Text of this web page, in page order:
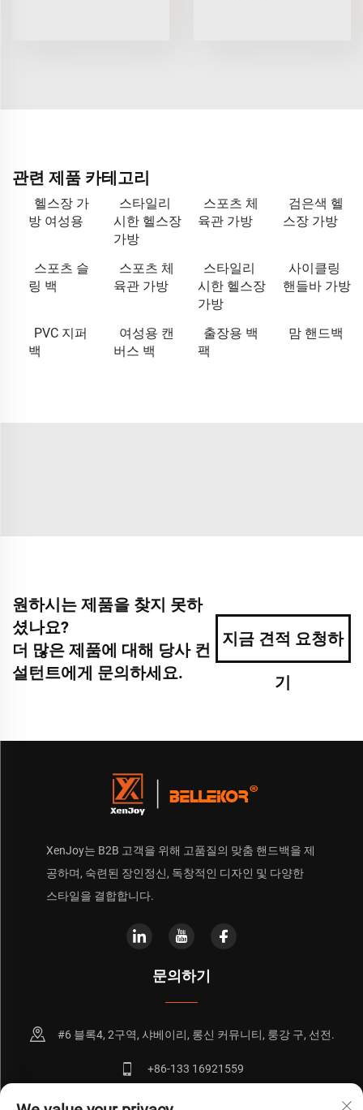
관련 제품 카테고리
헬스장 가
방 여성용
스타일리
시한 헬스장
가방
스포츠 체
육관 가방
검은색 헬
스장 가방
스포츠 슬
링 백
스포츠 체
육관 가방
스타일리
시한 헬스장
가방
사이클링
핸들바 가방
PVC 지퍼
백
여성용 캔
버스 백
출장용 백
팩
맘 핸드백
원하시는 제품을 찾지 못하
셨나요?
더 많은 제품에 대해 당사 컨
설턴트에게 문의하세요.
지금 견적 요청하
기
XenJoy는 B2B 고객을 위해 고품질의 맞춤 핸드백을 제
공하며, 숙련된 장인정신, 독창적인 디자인 및 다양한
스타일을 결합합니다.
문의하기
#6 블록4, 2구역, 샤베이리, 롱신 커뮤니티, 룽강 구, 선전.
+86-133 16921559
[email protected]